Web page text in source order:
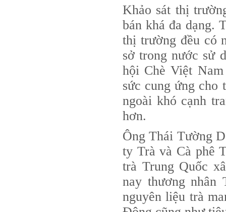
Khảo sát thị
bán khá đa dạng.
thị trường đều có
sở trong nước sử
hội Chè Việt
sức cung ứng cho
ngoài khó cạnh
hơn.
Ông Thái Tường
ty Trà và Cà phê
trà Trung Quốc
nay thương nhân
nguyên liệu trà